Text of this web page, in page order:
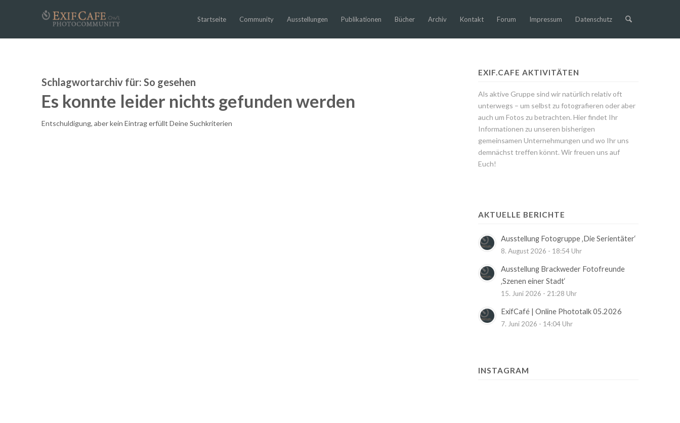
Startseite Community Ausstellungen Publikationen Bücher Archiv Kontakt Forum Impressum Datenschutz
Schlagwortarchiv für: So gesehen
Es konnte leider nichts gefunden werden
Entschuldigung, aber kein Eintrag erfüllt Deine Suchkriterien
EXIF.CAFE AKTIVITÄTEN
Als aktive Gruppe sind wir natürlich relativ oft
unterwegs – um selbst zu fotografieren oder aber
auch um Fotos zu betrachten. Hier findet Ihr
Informationen zu unseren bisherigen
gemeinsamen Unternehmungen und wo Ihr uns
demnächst treffen könnt. Wir freuen uns auf
Euch!
AKTUELLE BERICHTE
Ausstellung Fotogruppe ‚Die Serientäter‘
8. August 2026 - 18:54 Uhr
Ausstellung Brackweder Fotofreunde
‚Szenen einer Stadt‘
15. Juni 2026 - 21:28 Uhr
ExifCafé | Online Phototalk 05.2026
7. Juni 2026 - 14:04 Uhr
INSTAGRAM